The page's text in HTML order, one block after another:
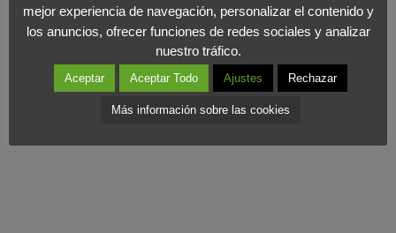
Si te interesa el tema del liderazgo este post puede interesarte;
características de un líder
mejor experiencia de navegación, personalizar el contenido y
los anuncios, ofrecer funciones de redes sociales y analizar
nuestro tráfico.
Aceptar Aceptar Todo Ajustes Rechazar
Más información sobre las cookies